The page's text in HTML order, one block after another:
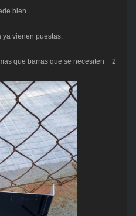
bien.
ya vienen puestas.
que barras que se necesiten + 2